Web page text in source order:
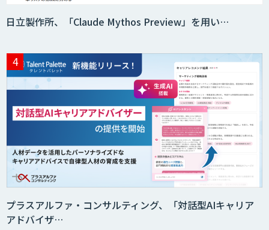
日立製作所、「Claude Mythos Preview」を用い…
プラスアルファ・コンサルティング、「対話型AIキャリア
アドバイザ…